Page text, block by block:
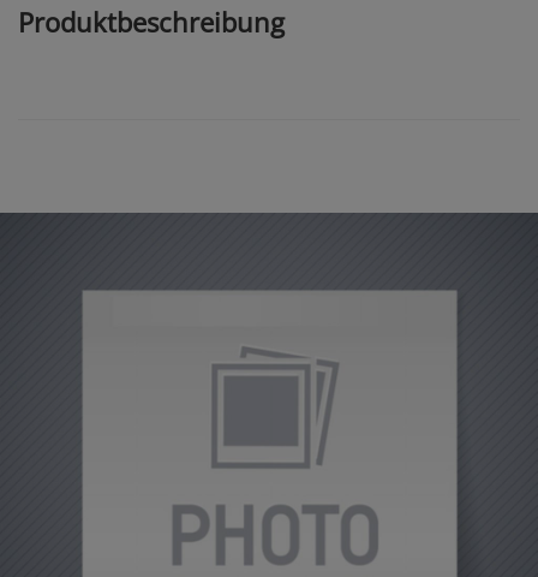
Produktbeschreibung